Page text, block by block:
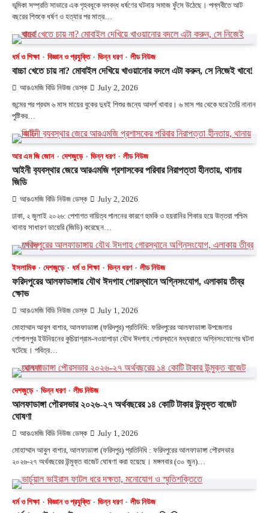
ভূমিকা সম্প্রতি সাভারে এক গৃহবধূকে দলবদ্ধ ধর্ষণের ঘটনায় সমাজ ফুঁসে উঠেছে। পল্লবীতে আট
বছরের শিশুকে ধর্ষণ ও হত্যার পর মাত্র…
ধর্ম ও শিক্ষা বিজ্ঞান ও প্রযুক্তি ভিন্ন ধরণ লীড নিউজ
বাচ্চা খেতে চায় না? মোবাইল দেখিয়ে খাওয়ানোর বদলে এটা করুন, সে নিজেই খাবে!
আরএমজি বিডি নিউজ ডেস্ক July 2, 2026
জন্মের পর প্রথম ৬ মাস মায়ের বুকের দুধই শিশুর জন্যে আদর্শ খাবার। ৬ মাস পর থেকে ঘরে তৈরি নানান
পুষ্টিকর…
আর এম জি জোন দেশজুড়ে ভিন্ন ধরণ লীড নিউজ
আইনী ব‍্যবস্থার জেরে আরএমজি প্রশাসকের পরিবার নিরাপত্তা হীনতায়, থানায়
জিডি
আরএমজি বিডি নিউজ ডেস্ক July 2, 2026
ঢাকা, ২ জুলাই ২০২৬: পেশাগত দায়িত্ব পালনের কারণে হুমকি ও হয়রানির শিকার হয়ে উত্তরা পশ্চিম
থানায় সাধারণ ডায়েরি (জিডি) করেছেন…
ইসলামিক দেশজুড়ে ধর্ম ও শিক্ষা ভিন্ন ধরণ লীড নিউজ
ফরিদপুরের আলফাডাঙ্গায় যৌথ ঈদগাহ গোরস্থানে অগ্নিসংযোগ, এলাকায় তীব্র
ক্ষোভ
আরএমজি বিডি নিউজ ডেস্ক July 1, 2026
মোহাম্মাদ আবুল বাশার, আলফাডাঙ্গা (ফরিদপুর) প্রতিনিধি: ফরিদপুরের আলফাডাঙ্গা উপজেলার
গোপালপুর ইউনিয়নের কুচিয়াগ্রাম-নওয়াপাড়া যৌথ ঈদগাহ গোরস্থানে মধ্যরাতে অগ্নিসংযোগের ঘটনা
ঘটেছে। পবিত্র…
দেশজুড়ে ভিন্ন ধরণ লীড নিউজ
আলফাডাঙ্গা পৌরসভার ২০২৬-২৭ অর্থবছরের ১৪ কোটি টাকার উন্মুক্ত বাজেট
ঘোষণা
আরএমজি বিডি নিউজ ডেস্ক July 1, 2026
মোহাম্মাদ আবুল বাশার, আলফাডাঙ্গা (ফরিদপুর) প্রতিনিধি : ফরিদপুরের আলফাডাঙ্গা পৌরসভার
২০২৬-২৭ অর্থবছরের উন্মুক্ত বাজেট ঘোষণা করা হয়েছে। মঙ্গলবার (৩০ জুন)…
ধর্ম ও শিক্ষা বিজ্ঞান ও প্রযুক্তি ভিন্ন ধরণ লীড নিউজ